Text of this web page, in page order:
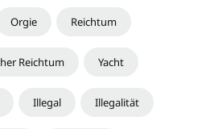
Orgie Reichtum
Reichtum Yacht
Illegal Illegalität